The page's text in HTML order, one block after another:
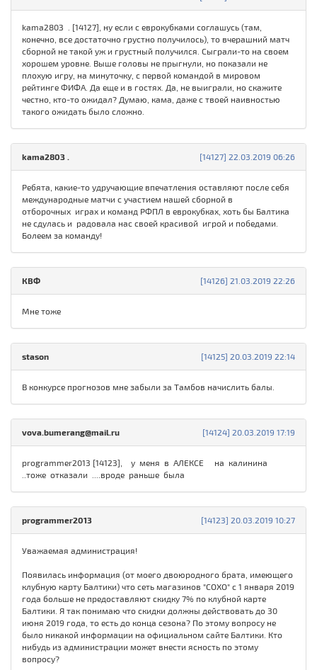
kamа280З . [14127], ну если с еврокубками соглашусь (там,
конечно, все достаточно грустно получилось), то вчерашний матч
сборной не такой уж и грустный получился. Сыграли-то на своем
хорошем уровне. Выше головы не прыгнули, но показали не
плохую игру, на минуточку, с первой командой в мировом
рейтинге ФИФА. Да еще и в гостях. Да, не выиграли, но скажите
честно, кто-то ожидал? Думаю, кама, даже с твоей наивностью
такого ожидать было сложно.
[14127] 22.03.2019 06:26
kamа280З .
Ребята, какие-то удручающие впечатления оставляют после себя
международные матчи с участием нашей сборной в
отборочных играх и команд РФПЛ в еврокубках, хоть бы Балтика
не сдулась и радовала нас своей красивой игрой и победами.
Болеем за команду!
[14126] 21.03.2019 22:26
КВФ
Мне тоже
[14125] 20.03.2019 22:14
stason
В конкурсе прогнозов мне забыли за Тамбов начислить балы.
[14124] 20.03.2019 17:19
vova.bumerang@mail.ru
programmer2013 [14123], у меня в АЛЕКСЕ на калинина
..тоже отказали ....вроде раньше была
[14123] 20.03.2019 10:27
programmer2013
Уважаемая администрация!
Появилась информация (от моего двоюродного брата, имеющего
клубную карту Балтики) что сеть магазинов "СОХО" с 1 января 2019
года больше не предоставляют скидку 7% по клубной карте
Балтики. Я так понимаю что скидки должны действовать до 30
июня 2019 года, то есть до конца сезона? По этому вопросу не
было никакой информации на официальном сайте Балтики. Кто
нибудь из администрации может внести ясность по этому
вопросу?